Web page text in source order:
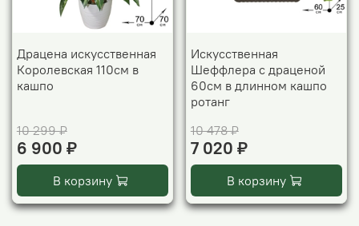
Драцена искусственная
Королевская 110см в
кашпо
10 299 ₽
6 900 ₽
В корзину
Искусственная
Шеффлера с драценой
60см в длинном кашпо
ротанг
10 478 ₽
7 020 ₽
В корзину